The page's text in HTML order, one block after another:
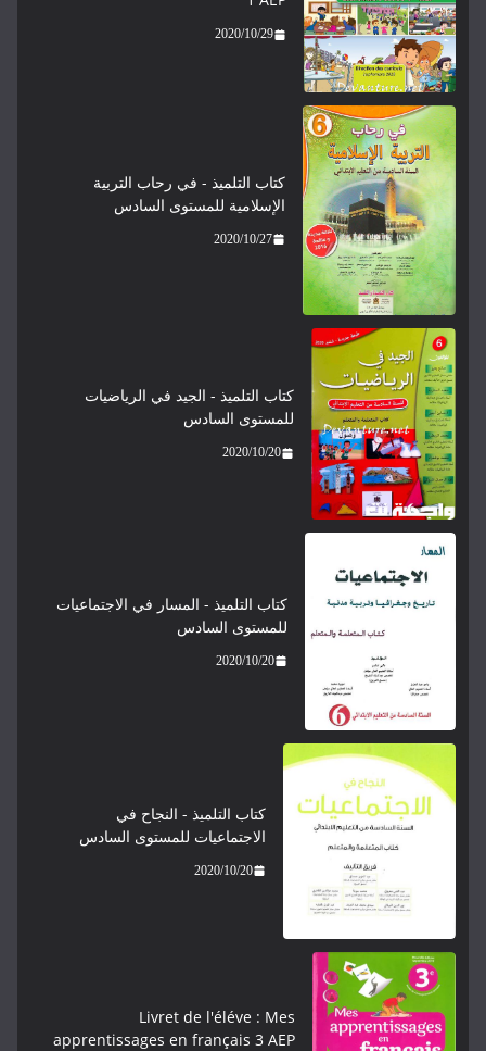
2020/10/29
كتاب التلميذ - في رحاب التربية
الإسلامية للمستوى السادس
2020/10/27
كتاب التلميذ - الجيد في الرياضيات
للمستوى السادس
2020/10/20
كتاب التلميذ - المسار في الاجتماعيات
للمستوى السادس
2020/10/20
كتاب التلميذ - النجاح في
الاجتماعيات للمستوى السادس
2020/10/20
Livret de l'éléve : Mes
apprentissages en français 3 AEP